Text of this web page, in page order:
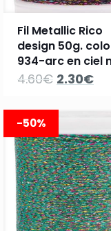
Fil Metallic Rico
design 50g.
934-arc en ciel
4.60€ Le
4.60€.
2.30€Le
-50%